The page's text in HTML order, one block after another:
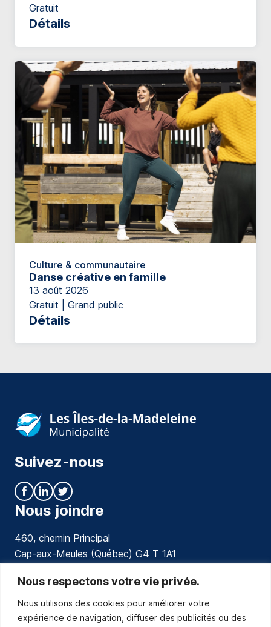
Nous respectons votre vie privée.
Nous utilisons des cookies pour améliorer votre
expérience de navigation, diffuser des publicités ou des
Gratuit
Détails
Culture & communautaire
Danse créative en famille
13 août 2026
Gratuit | Grand public
Détails
Suivez-nous
Nous joindre
460, chemin Principal
Cap-aux-Meules (Québec) G4 T 1A1
communications@muniles.ca
418 986-3100
Composez le 1 en tout temps pour toutes urgences.